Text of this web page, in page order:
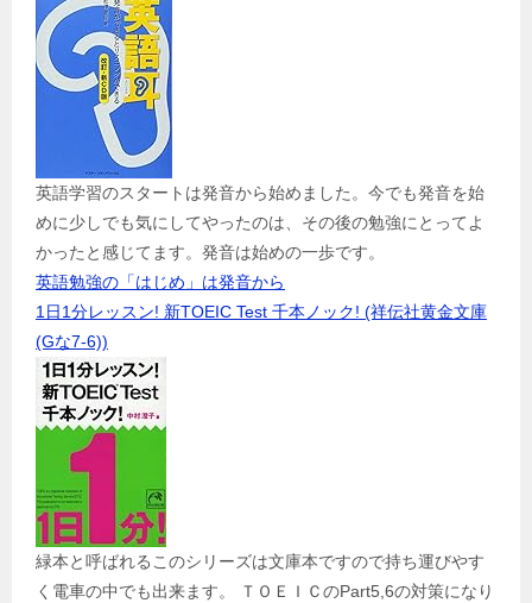
英語学習のスタートは発音から始めました。今でも発音を始
めに少しでも気にしてやったのは、その後の勉強にとってよ
かったと感じてます。発音は始めの一歩です。
英語勉強の「はじめ」は発音から
1日1分レッスン! 新TOEIC Test 千本ノック! (祥伝社黄金文庫
(Gな7-6))
緑本と呼ばれるこのシリーズは文庫本ですので持ち運びやす
く電車の中でも出来ます。 ＴＯＥＩＣのPart5,6の対策になり